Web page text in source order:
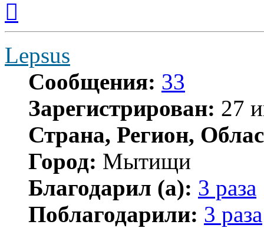
началу
Lepsus
Сообщения: 33
Зарегистрирован: 27
Страна, Регион,
Город: Мытищи
Благодарил (а): 3 раза
Поблагодарили: 3 раза